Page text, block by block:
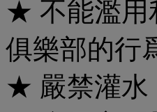
★ 不能濫用
俱樂部的行
★ 嚴禁灌水